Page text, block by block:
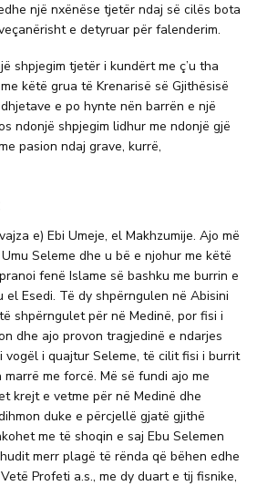
një nxënëse tjetër ndaj së cilës bota
e detyruar për falenderim.
shpjegim tjetër i kundërt me ç’u tha
këtë grua të Krenarisë së Gjithësisë
e po hynte nën barrën e një
ndonjë shpjegim lidhur me ndonjë gjë
pasion ndaj grave, kurrë,
e) Ebi Umeje, el Makhzumije. Ajo më
Seleme dhe u bë e njohur me këtë
fenë Islame së bashku me burrin e
Esedi. Të dy shpërngulen në Abisini
shpërngulet për në Medinë, por fisi i
dhe ajo provon tragjedinë e ndarjes
vogël i quajtur Seleme, të cilit fisi i burrit
me forcë. Më së fundi ajo me
krejt e vetme për në Medinë dhe
duke e përcjellë gjatë gjithë
me të shoqin e saj Ebu Selemen
merr plagë të rënda që bëhen edhe
Profeti a.s., me dy duart e tij fisnike,